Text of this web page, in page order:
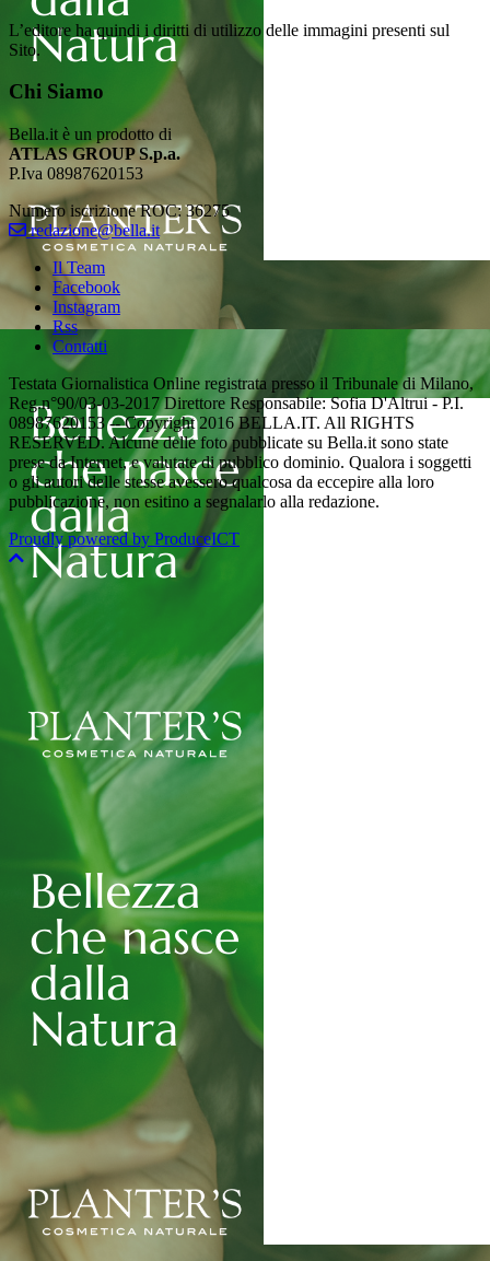
L’editore ha quindi i diritti di utilizzo delle immagini presenti sul
Sito.
Chi Siamo
Bella.it è un prodotto di
ATLAS GROUP S.p.a.
P.Iva 08987620153
Numero iscrizione ROC: 36275
redazione@bella.it
Il Team
Facebook
Instagram
Rss
Contatti
Testata Giornalistica Online registrata presso il Tribunale di Milano,
Reg.n°90/03-03-2017 Direttore Responsabile: Sofia D'Altrui - P.I.
08987620153 -- Copyright 2016 BELLA.IT. All RIGHTS
RESERVED. Alcune delle foto pubblicate su Bella.it sono state
prese da Internet, e valutate di pubblico dominio. Qualora i soggetti
o gli autori delle stesse avessero qualcosa da eccepire alla loro
pubblicazione, non esitino a segnalarlo alla redazione.
Proudly powered by ProduceICT